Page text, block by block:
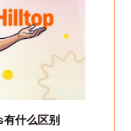
什么区别